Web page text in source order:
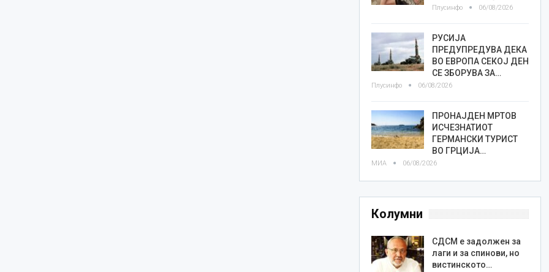
Плусинфо 06/08/2026
РУСИЈА
ПРЕДУПРЕДУВА ДЕКА
ВО ЕВРОПА СЕКОЈ ДЕН
СЕ ЗБОРУВА ЗА…
Плусинфо 06/08/2026
ПРОНАЈДЕН МРТОВ
ИСЧЕЗНАТИОТ
ГЕРМАНСКИ ТУРИСТ
ВО ГРЦИЈА…
МИА 06/08/2026
Колумни
СДСМ е задолжен за
лаги и за спинови, но
вистинското…